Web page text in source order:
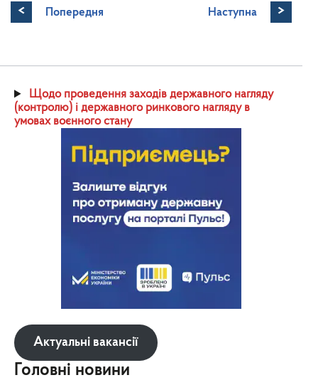
< Попередня Наступна >
Щодо проведення заходів державного нагляду
(контролю) і державного ринкового нагляду в
умовах воєнного стану
Актуальні вакансії
Головні новини